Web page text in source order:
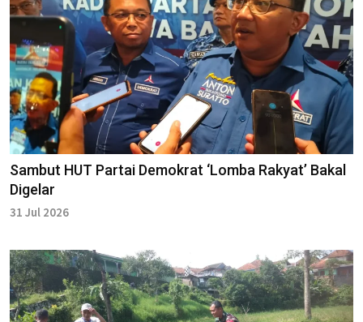
Sambut HUT Partai Demokrat ‘Lomba Rakyat’ Bakal
Digelar
31 Jul 2026